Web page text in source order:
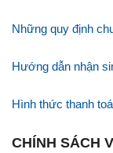
Những quy định
Hướng dẫn nhận
Hình thức thanh
CHÍNH SÁCH